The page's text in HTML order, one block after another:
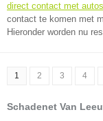
direct contact met
contact te komen met
Hieronder worden nu
1 2 3 4
Schadenet Van